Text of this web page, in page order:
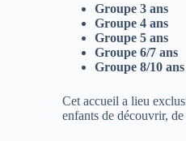
Groupe 3 ans
Groupe 4 ans
Groupe 5 ans
Groupe 6/7 ans
Groupe 8/10 ans
Cet accueil a lieu
enfants de découvrir,